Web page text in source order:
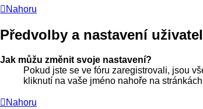
Nahoru
Předvolby a nastavení
Jak můžu změnit svoje nastavení?
Pokud jste se ve fóru zaregistrovali, jsou
kliknutí na vaše jméno nahoře na
Nahoru